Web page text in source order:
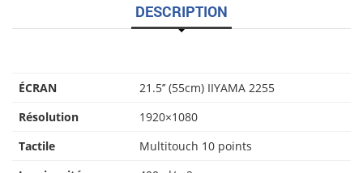
DESCRIPTION
ÉCRAN
21.5’’ (55cm) IIYAMA 2255
Résolution
1920×1080
Tactile
Multitouch 10 points